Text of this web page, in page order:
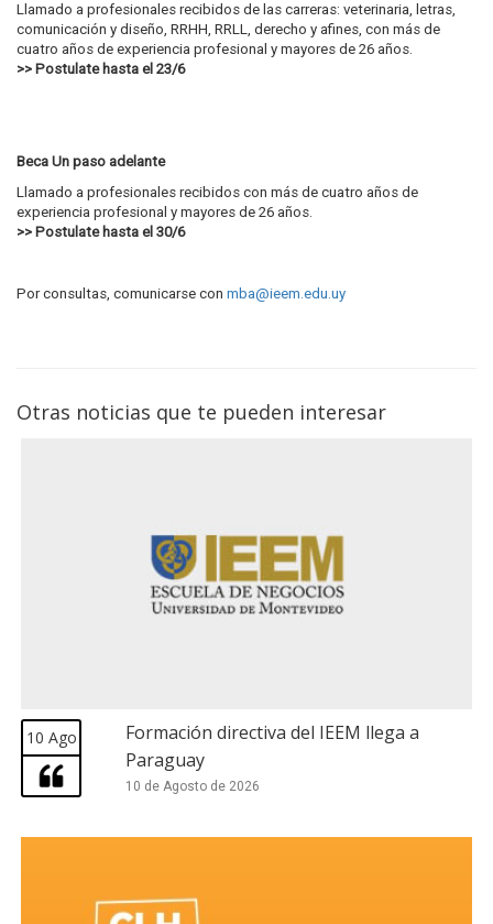
Llamado a profesionales recibidos de las carreras: veterinaria, letras,
comunicación y diseño, RRHH, RRLL, derecho y afines, con más de
cuatro años de experiencia profesional y mayores de 26 años.
>> Postulate hasta el 23/6
Beca Un paso adelante
Llamado a profesionales recibidos con más de cuatro años de
experiencia profesional y mayores de 26 años.
>> Postulate hasta el 30/6
Por consultas, comunicarse con mba@ieem.edu.uy
Otras noticias que te pueden interesar
10 Ago
Formación directiva del IEEM llega a
Paraguay
10 de Agosto de 2026